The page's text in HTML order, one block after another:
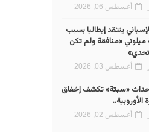
أغسطس 06, 2026
ينتقد إيطاليا بسبب
«منافقة ولم تكن
أغسطس 03, 2026
«سبتة» تكشف إخفاق
أغسطس 02, 2026